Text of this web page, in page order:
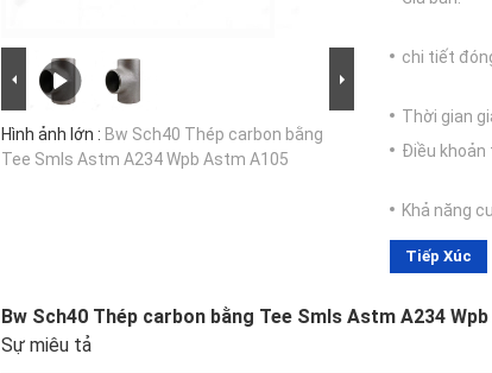
Hình ảnh lớn : Bw Sch40 Thép carbon bằng
Tee Smls Astm A234 Wpb Astm A105
chi tiết
Thời gian
Điều khoản
Khả năng
Tiếp Xúc
Bw Sch40 Thép carbon bằng Tee Smls Astm A234
Sự miêu tả